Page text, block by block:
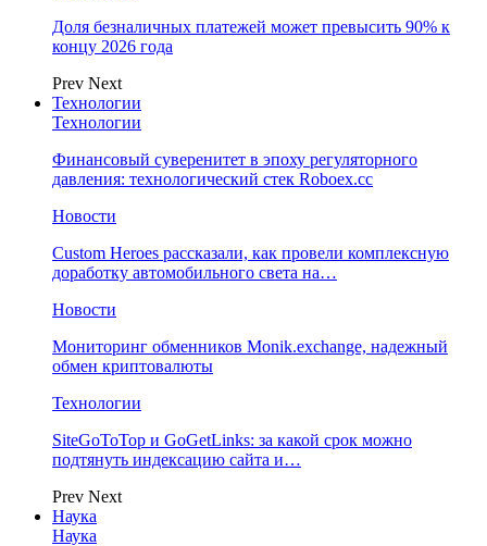
Доля безналичных платежей может превысить 90% к
концу 2026 года
Prev Next
Технологии
Технологии
Финансовый суверенитет в эпоху регуляторного
давления: технологический стек Roboex.cc
Новости
Custom Heroes рассказали, как провели комплексную
доработку автомобильного света на…
Новости
Мониторинг обменников Monik.exchange, надежный
обмен криптовалюты
Технологии
SiteGoToTop и GoGetLinks: за какой срок можно
подтянуть индексацию сайта и…
Prev Next
Наука
Наука